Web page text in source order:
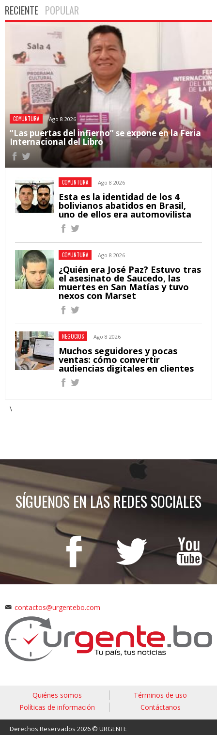
RECIENTE POPULAR
COYUNTURA Ago 8 2026
“Las puertas del infierno” se expone en la Feria
Internacional del Libro
COYUNTURA Ago 8 2026
Esta es la identidad de los 4
bolivianos abatidos en Brasil,
uno de ellos era automovilista
COYUNTURA Ago 8 2026
¿Quién era José Paz? Estuvo tras
el asesinato de Saucedo, las
muertes en San Matías y tuvo
nexos con Marset
NEGOCIOS Ago 8 2026
Muchos seguidores y pocas
ventas: cómo convertir
audiencias digitales en clientes
\
SÍGUENOS EN LAS REDES SOCIALES
contactos@urgentebo.com
Quiénes somos
Términos de uso
Políticas de información
Contáctanos
Derechos Reservados 2026 © URGENTE